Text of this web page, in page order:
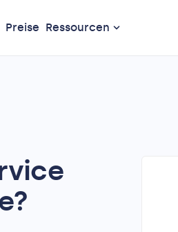
Preise Ressourcen